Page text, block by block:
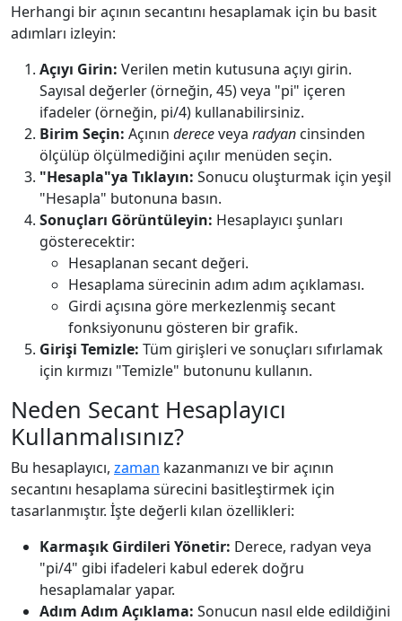
Herhangi bir açının secantını hesaplamak için bu basit
adımları izleyin:
Açıyı Girin: Verilen metin kutusuna açıyı girin.
Sayısal değerler (örneğin, 45) veya "pi" içeren
ifadeler (örneğin, pi/4) kullanabilirsiniz.
Birim Seçin: Açının dereceveya radyan cinsinden
ölçülüp ölçülmediğini açılır menüden seçin.
"Hesapla"ya Tıklayın: Sonucu oluşturmak için yeşil
"Hesapla" butonuna basın.
Sonuçları Görüntüleyin: Hesaplayıcı şunları
gösterecektir:
Hesaplanan secant değeri.
Hesaplama sürecinin adım adım açıklaması.
Girdi açısına göre merkezlenmiş secant
fonksiyonunu gösteren bir grafik.
Girişi Temizle: Tüm girişleri ve sonuçları sıfırlamak
için kırmızı "Temizle" butonunu kullanın.
Neden Secant Hesaplayıcı
Kullanmalısınız?
Bu hesaplayıcı, zaman kazanmanızı ve bir açının
secantını hesaplama sürecini basitleştirmek için
tasarlanmıştır. İşte değerli kılan özellikleri:
Karmaşık Girdileri Yönetir: Derece, radyan veya
"pi/4" gibi ifadeleri kabul ederek doğru
hesaplamalar yapar.
Adım Adım Açıklama: Sonucun nasıl elde edildiğini